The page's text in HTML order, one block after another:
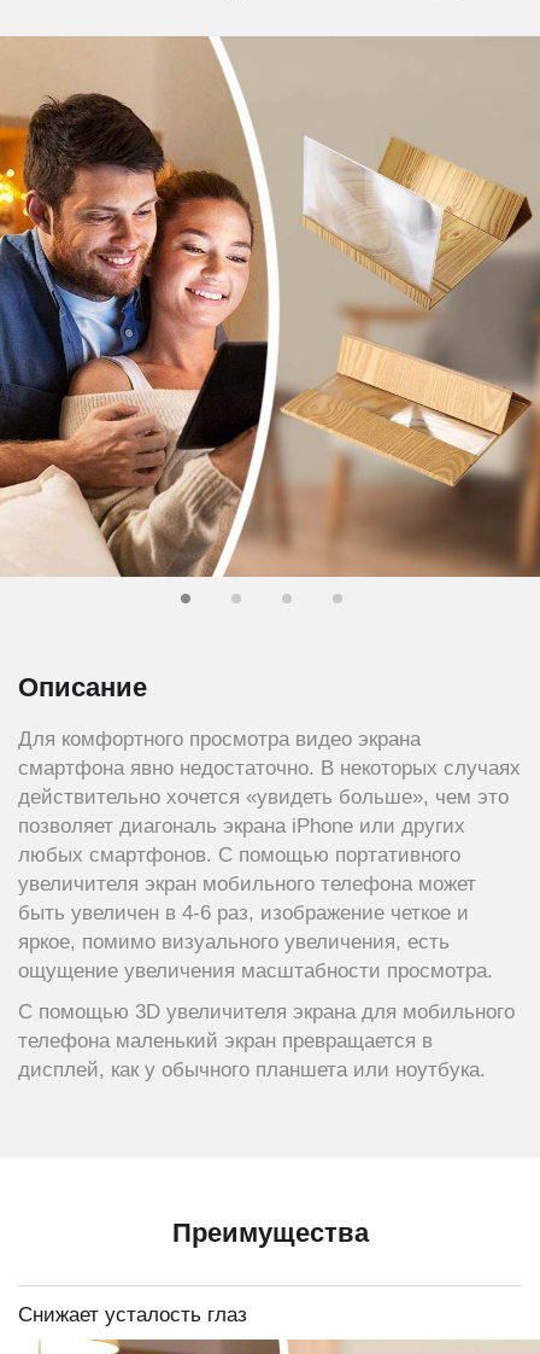
Описание
Для комфортного просмотра видео экрана
смартфона явно недостаточно. В некоторых случаях
действительно хочется «увидеть больше», чем это
позволяет диагональ экрана iPhone или других
любых смартфонов. С помощью портативного
увеличителя экран мобильного телефона может
быть увеличен в 4-6 раз, изображение четкое и
яркое, помимо визуального увеличения, есть
ощущение увеличения масштабности просмотра.
С помощью 3D увеличителя экрана для мобильного
телефона маленький экран превращается в
дисплей, как у обычного планшета или ноутбука.
Преимущества
Снижает усталость глаз